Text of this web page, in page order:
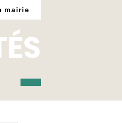
mairie